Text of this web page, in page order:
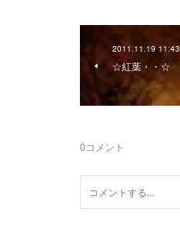
2011.11.19 11:43
☆紅葉・・☆
0コメント